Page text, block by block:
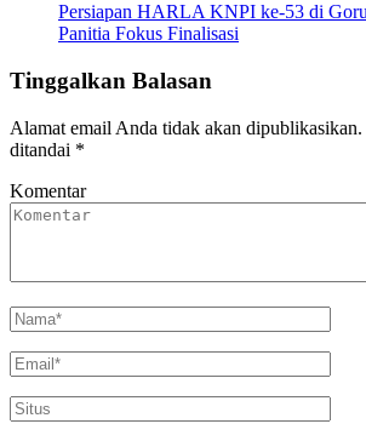
Persiapan HARLA KNPI ke-53 di
Panitia Fokus Finalisasi
Tinggalkan Balasan
Alamat email Anda tidak akan dipublikasikan.
ditandai *
Komentar